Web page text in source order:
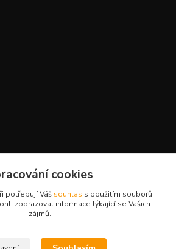
cookies
potřebují Váš souhlas s použitím souborů
zobrazovat informace týkající se Vašich
zájmů.